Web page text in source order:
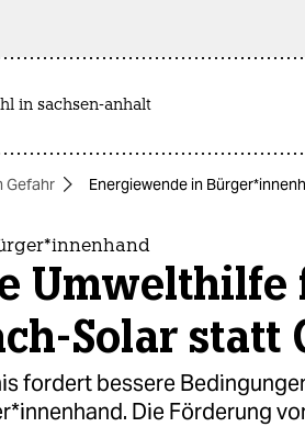
in sachsen-anhalt
Gefahr Energiewende in
Solar statt
fordert bessere
Die Förderung